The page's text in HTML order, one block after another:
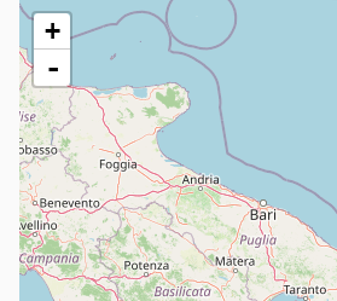
+
-